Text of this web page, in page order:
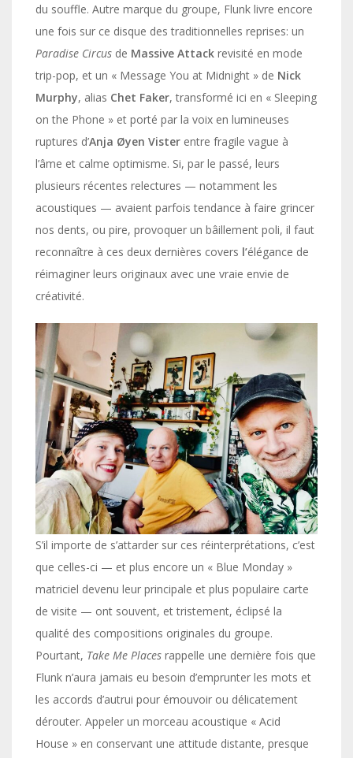
du souffle. Autre marque du groupe, Flunk livre encore
une fois sur ce disque des traditionnelles reprises: un
Paradise Circus de Massive Attack revisité en mode
trip-pop, et un « Message You at Midnight » de Nick
Murphy, alias Chet Faker, transformé ici en « Sleeping
on the Phone » et porté par la voix en lumineuses
ruptures d’Anja Øyen Vister entre fragile vague à
l’âme et calme optimisme. Si, par le passé, leurs
plusieurs récentes relectures — notamment les
acoustiques — avaient parfois tendance à faire grincer
nos dents, ou pire, provoquer un bâillement poli, il faut
reconnaître à ces deux dernières covers l’élégance de
réimaginer leurs originaux avec une vraie envie de
créativité.
S’il importe de s’attarder sur ces réinterprétations, c’est
que celles-ci — et plus encore un « Blue Monday »
matriciel devenu leur principale et plus populaire carte
de visite — ont souvent, et tristement, éclipsé la
qualité des compositions originales du groupe.
Pourtant, Take Me Places rappelle une dernière fois que
Flunk n’aura jamais eu besoin d’emprunter les mots et
les accords d’autrui pour émouvoir ou délicatement
dérouter. Appeler un morceau acoustique « Acid
House » en conservant une attitude distante, presque